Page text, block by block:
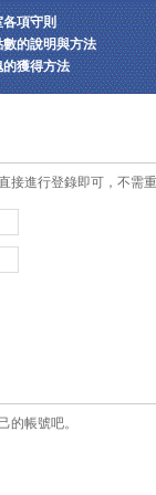
項守則
數的說明與方法
的獲得方法
接進行登錄即可，不需
的帳號吧。